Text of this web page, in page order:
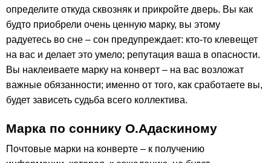
определите откуда сквозняк и прикройте дверь. Вы как
будто приобрели очень ценную марку, вы этому
радуетесь во сне – сон предупреждает: кто-то клевещет
на вас и делает это умело; репутация ваша в опасности.
Вы наклеиваете марку на конверт – на вас возложат
важные обязанности; именно от того, как сработаете вы,
будет зависеть судьба всего коллектива.
Марка по соннику О.Адаскиному
Почтовые марки на конверте – к получению